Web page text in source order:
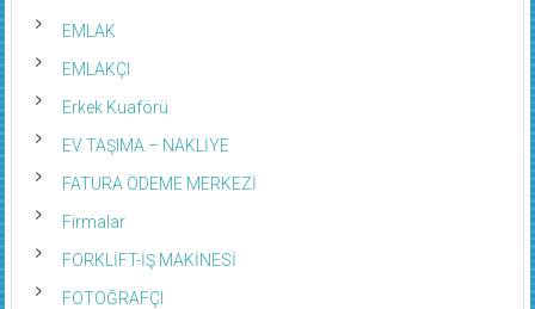
EMLAK
EMLAKÇI
Erkek Kuaförü
EV TAŞIMA – NAKLİYE
FATURA ÖDEME MERKEZİ
Firmalar
FORKLİFT-İŞ MAKİNESİ
FOTOĞRAFÇI